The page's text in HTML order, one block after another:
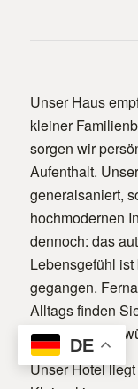
Unser Haus
kleiner
sorgen wir
Aufenthalt.
generalsaniert,
hochmodernen
dennoch: das
Lebensgefühl
gegangen.
Alltags finden
sich im Urlaub
Unser Hotel liegt
DE